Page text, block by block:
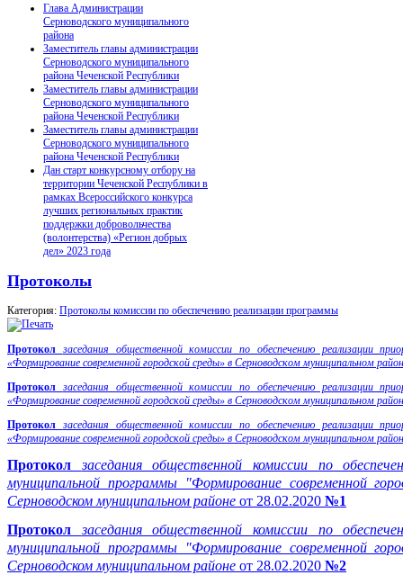
Глава Администрации
Серноводского муниципального
района
Заместитель главы администрации
Серноводского муниципального
района Чеченской Республики
Заместитель главы администрации
Серноводского муниципального
района Чеченской Республики
Заместитель главы администрации
Серноводского муниципального
района Чеченской Республики
Дан старт конкурсному отбору на
территории Чеченской Республики в
рамках Всероссийского конкурса
лучших региональных практик
поддержки добровольчества
(волонтерства) «Регион добрых
дел» 2023 года
Протоколы
Категория: Протоколы комиссии по обеспечению реализации программы
Протокол заседания общественной комиссии по обеспечению реализации
«Формирование современной городской среды» в Серноводском муниципальном
Протокол заседания общественной комиссии по обеспечению реализации
«Формирование современной городской среды» в Серноводском муниципальном
Протокол заседания общественной комиссии по обеспечению реализации
«Формирование современной городской среды» в Серноводском муниципальном
Протоколзаседания общественной комиссии по
муниципальной программы "Формирование современной
Серноводском муниципальном районе от 28.02.2020 №1
Протоколзаседания общественной комиссии по
муниципальной программы "Формирование современной
Серноводском муниципальном районе от 28.02.2020 №2